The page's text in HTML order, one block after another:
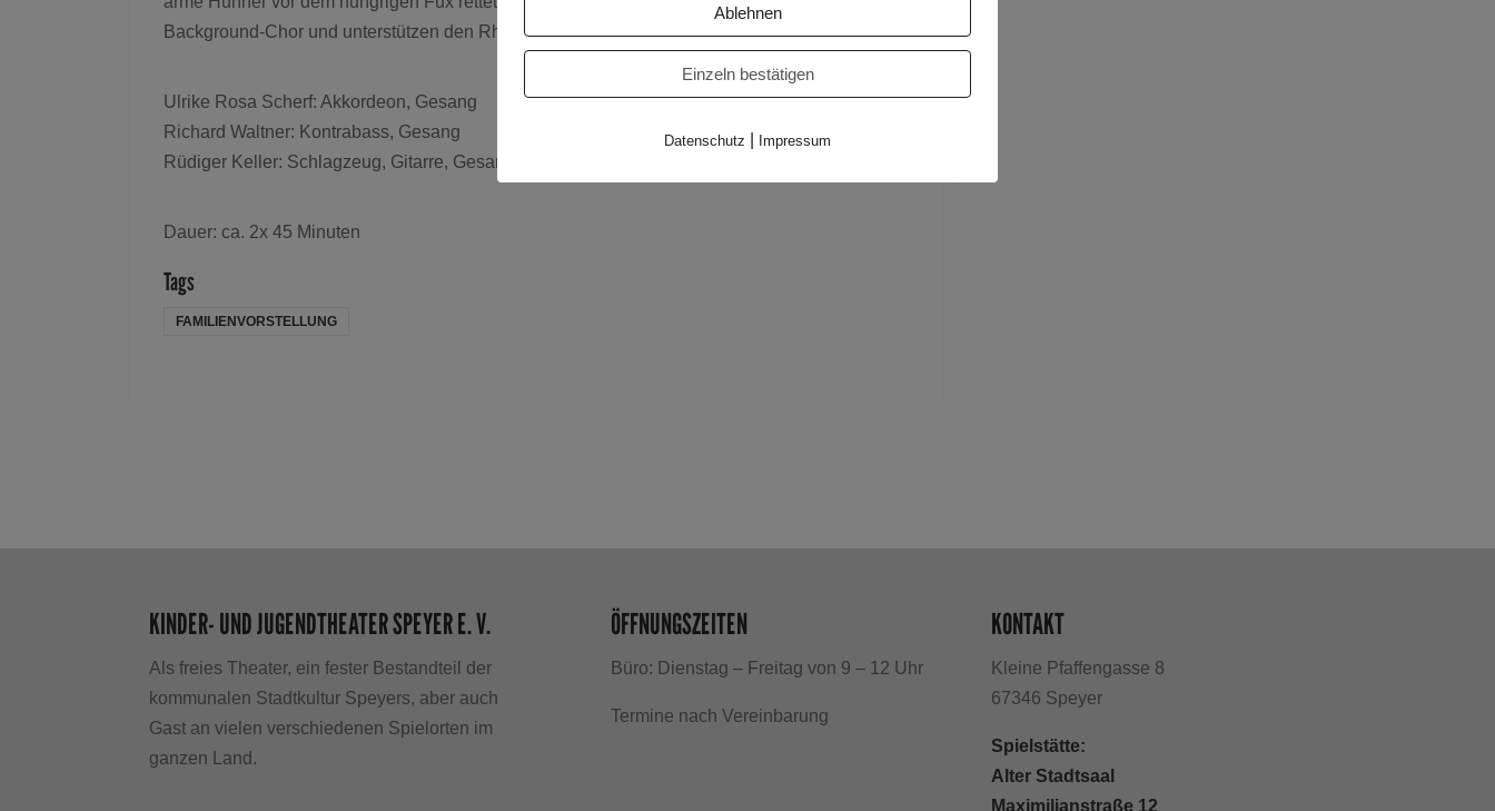
Background-Chor und unterstützen den Rhythmus mit ihren Zurufen.
Ulrike Rosa Scherf: Akkordeon, Gesang
Richard Waltner: Kontrabass, Gesang
Rüdiger Keller: Schlagzeug, Gitarre, Gesang
Dauer: ca. 2x 45 Minuten
Tags
FAMILIENVORSTELLUNG
KINDER- UND JUGENDTHEATER SPEYER E. V.
Als freies Theater, ein fester Bestandteil der
kommunalen Stadtkultur Speyers, aber auch
Gast an vielen verschiedenen Spielorten im
ganzen Land.
ÖFFNUNGSZEITEN
Büro: Dienstag – Freitag von 9 – 12 Uhr
Termine nach Vereinbarung
KONTAKT
Kleine Pfaffengasse 8
67346 Speyer
Spielstätte:
Alter Stadtsaal
Maximilianstraße 12
Ablehnen
Einzeln bestätigen
Datenschutz Impressum